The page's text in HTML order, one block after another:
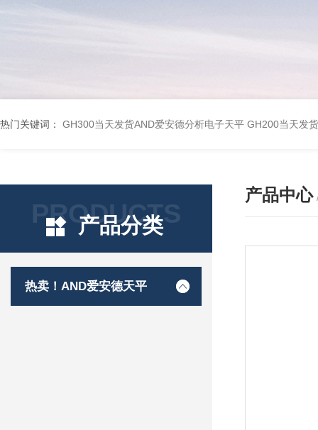
热门关键词： GH300当天发货AND爱安德分析电子天平 GH200当天发
PRODUCTS
产品分类
热卖！AND爱安德天平
产品中心